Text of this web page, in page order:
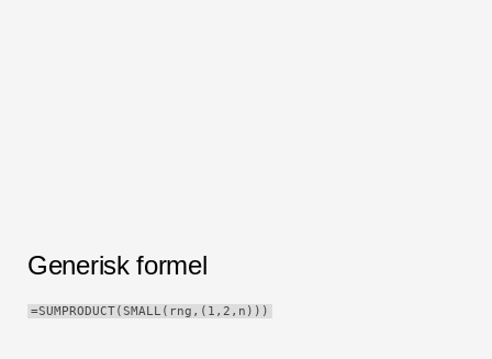
Generisk formel
=SUMPRODUCT(SMALL(rng,(1,2,n)))